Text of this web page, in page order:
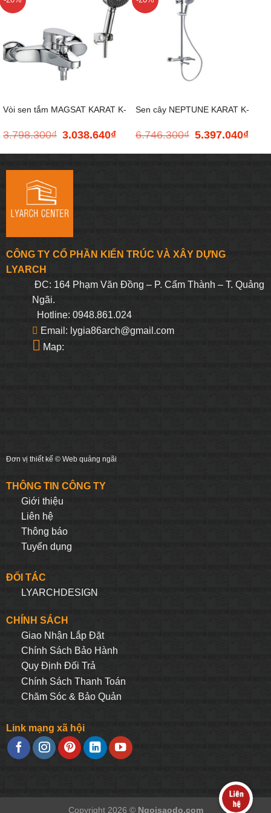
Vòi sen tắm MAGSAT KARAT K-
3.798.300₫ Giá
3.798.300₫.
3.038.640₫Giá
Sen cây NEPTUNE KARAT K-
6.746.300₫
Giá
5.397.040₫Giá
CÔNG TY CỔ PHẦN KIẾN TRÚC VÀ XÂY DỰNG
LYARCH
ĐC: 164 Phạm Văn Đồng – P. Cẩm Thành – T. Quảng
Ngãi.
Hotline: 0948.861.024
Email: lygia86arch@gmail.com
Map:
Đơn vị thiết kế © Web quảng ngãi
THÔNG TIN CÔNG TY
Giới thiệu
Liên hệ
Thông báo
Tuyển dụng
ĐỐI TÁC
LYARCHDESIGN
CHÍNH SÁCH
Giao Nhận Lắp Đặt
Chính Sách Bảo Hành
Quy Định Đối Trả
Chính Sách Thanh Toán
Chăm Sóc & Bảo Quản
Link mạng xã hội
Copyright 2026 © Ngoisaodo.com